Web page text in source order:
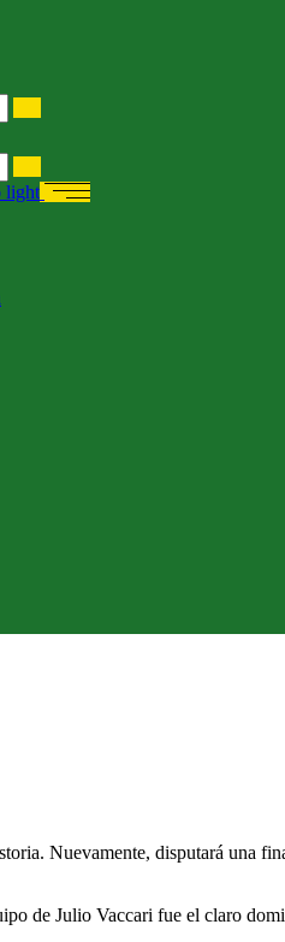
Nuevamente, disputará una
de Julio Vaccari fue el claro